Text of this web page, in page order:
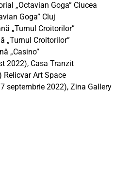
„Octavian Goga” Ciucea
Goga” Cluj
„Turnul Croitorilor”
„Turnul Croitorilor”
„Casino”
2022), Casa Tranzit
Relicvar Art Space
septembrie 2022), Zina Gallery